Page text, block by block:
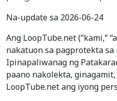
Na-update sa 2026-06-24
Ang LoopTube.net (“kami,”
nakatuon sa pagprotekta sa
Ipinapaliwanag ng
paano nakolekta,
LoopTube.net ang iyong